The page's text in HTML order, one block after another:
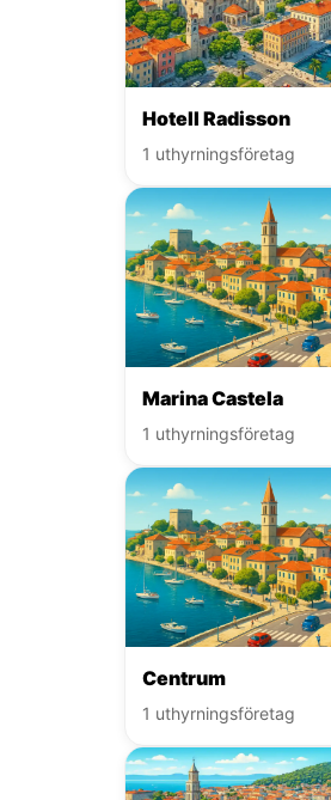
Hotell Radisson
1 uthyrningsföretag
Marina Castela
1 uthyrningsföretag
Centrum
1 uthyrningsföretag